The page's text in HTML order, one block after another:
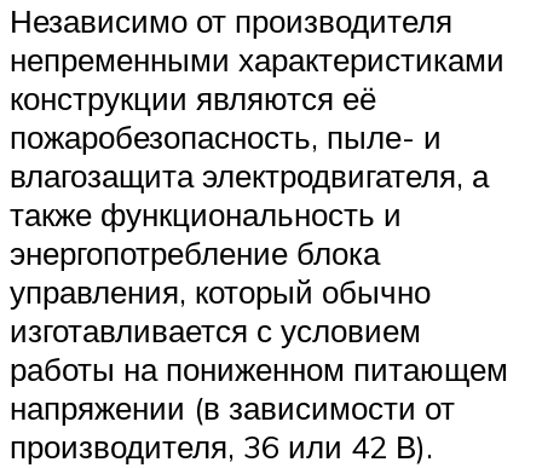
Независимо от производителя
непременными характеристиками
конструкции являются её
пожаробезопасность, пыле- и
влагозащита электродвигателя, а
также функциональность и
энергопотребление блока
управления, который обычно
изготавливается с условием
работы на пониженном питающем
напряжении (в зависимости от
производителя, 36 или 42 В).